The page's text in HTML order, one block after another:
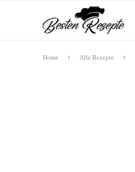
Home Alle Rezepte